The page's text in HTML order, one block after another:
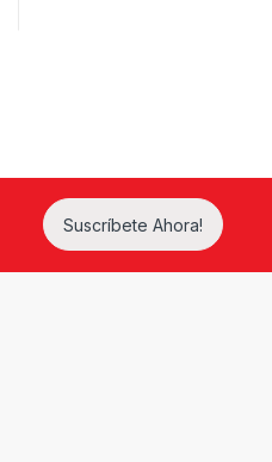
Suscríbete Ahora!